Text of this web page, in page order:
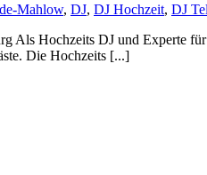
Mahlow, DJ, DJ Hochzeit, DJ
Als Hochzeits DJ und Experte
Die Hochzeits [...]